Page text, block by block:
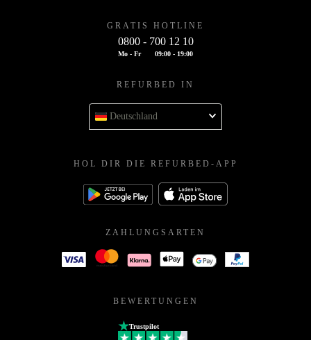
GRATIS HOTLINE
0800 - 700 12 10
Mo - Fr 09:00 - 19:00
REFURBED IN
Deutschland
HOL DIR DIE REFURBED-APP
ZAHLUNGSARTEN
BEWERTUNGEN
Trustpilot